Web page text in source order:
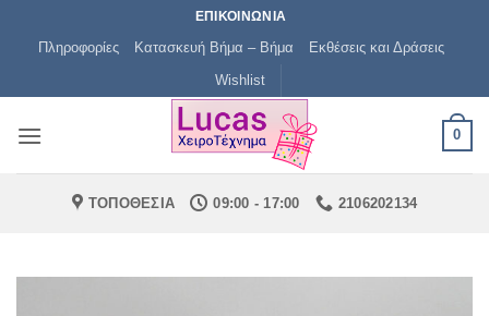
ΕΠΙΚΟΙΝΩΝΙΑ
Πληροφορίες Κατασκευή Βήμα – Βήμα
Εκθέσεις και Δράσεις
Wishlist
0
ΤΟΠΟΘΕΣΙΑ 09:00 - 17:00 2106202134